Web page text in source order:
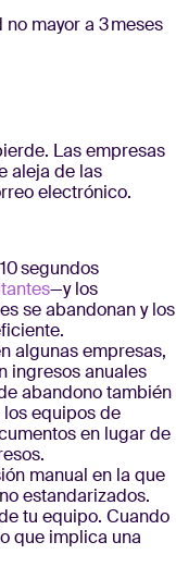
mayor a 3 meses
Las empresas
aleja de las
electrónico.
segundos
—y los
se abandonan y los
algunas empresas,
ingresos anuales
abandono también
equipos de
en lugar de
manual en la que
estandarizados.
tu equipo. Cuando
que implica una